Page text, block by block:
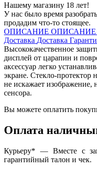
Нашему магазину 18 лет!
У нас было время
продадим что-то стоящее.
ОПИСАНИЕ ОПИСАНИЕ
Доставка Доставка
Высококачественное
дисплей от царапин и
аксессуар легко
экране. Стекло-протектор
не искажает изображение,
сенсора.
Вы можете оплатить
Оплата
Курьеру* — Вместе с
гарантийный талон и чек.